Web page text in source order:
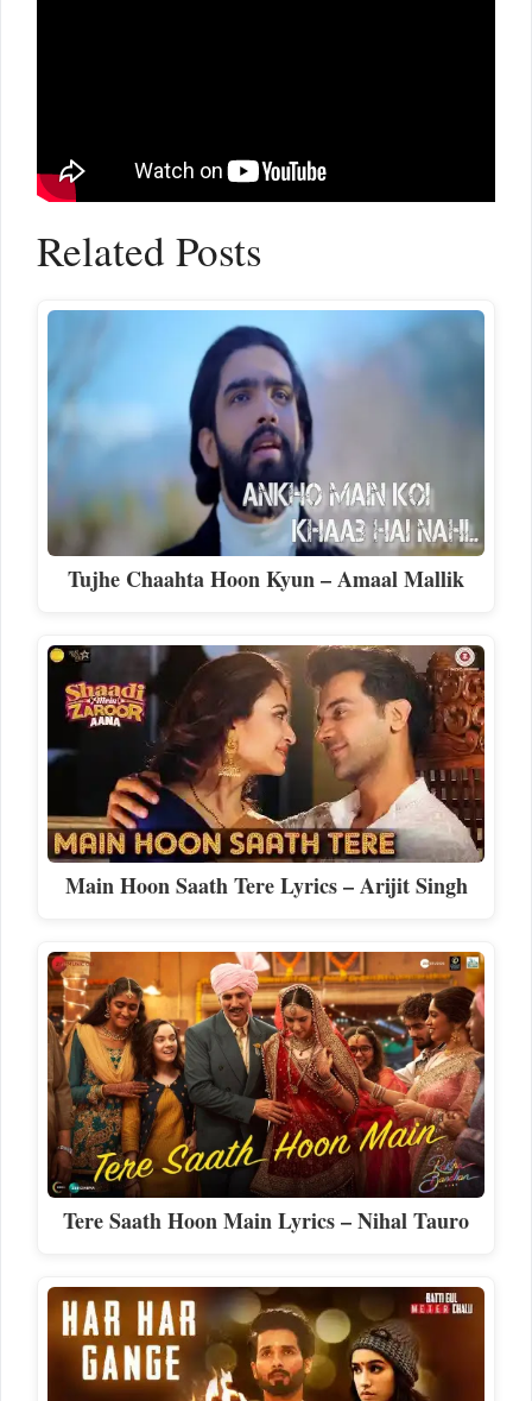
Related Posts
Tujhe Chaahta Hoon Kyun – Amaal Mallik
Main Hoon Saath Tere Lyrics – Arijit Singh
Tere Saath Hoon Main Lyrics – Nihal Tauro